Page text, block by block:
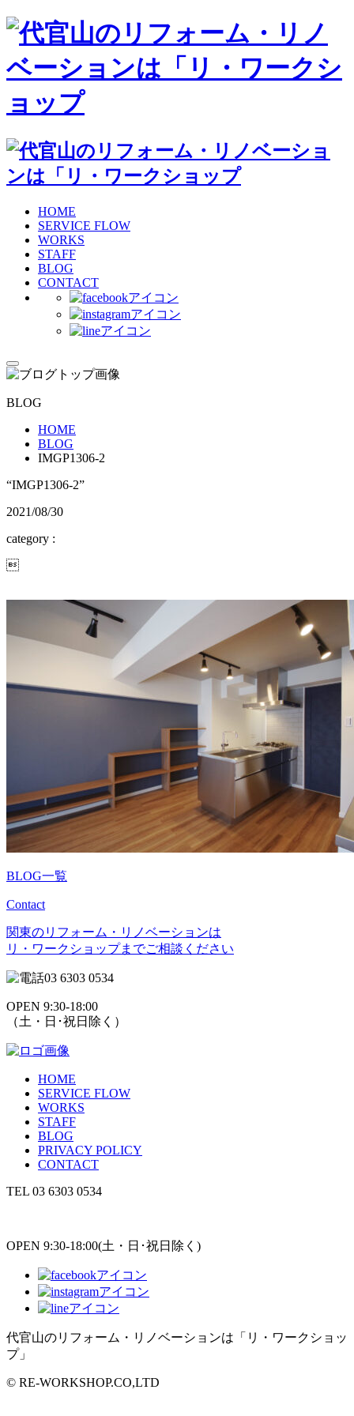
HOME
SERVICE FLOW
WORKS
STAFF
BLOG
CONTACT
BLOG
HOME
BLOG
IMGP1306-2
“IMGP1306-2”
2021/08/30
category :

BLOG一覧
Contact
関東のリフォーム・リノベーションは
リ・ワークショップまでご相談ください
03 6303 0534
OPEN 9:30-18:00
（土・日･祝日除く）
HOME
SERVICE FLOW
WORKS
STAFF
BLOG
PRIVACY POLICY
CONTACT
TEL 03 6303 0534
OPEN 9:30-18:00(土・日･祝日除く)
代官山のリフォーム・リノベーションは「リ・ワークショッ
プ」
© RE-WORKSHOP.CO,LTD